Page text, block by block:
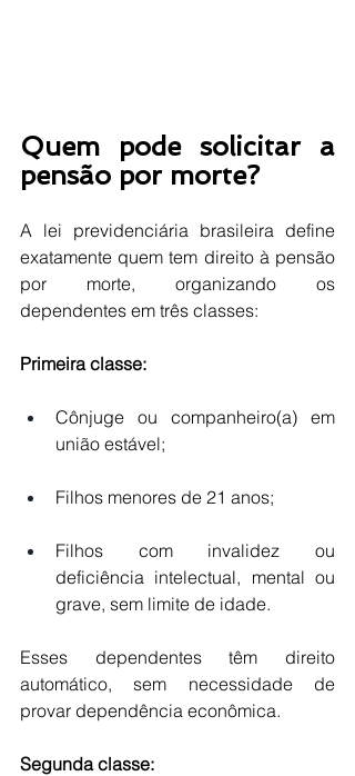
Quem pode solicitar a
pensão por morte?
A lei previdenciária brasileira define
exatamente quem tem direito à pensão
por morte, organizando os
dependentes em três classes:
Primeira classe:
Cônjuge ou companheiro(a) em
união estável;
Filhos menores de 21 anos;
Filhos com invalidez ou
deficiência intelectual, mental ou
grave, sem limite de idade.
Esses dependentes têm direito
automático, sem necessidade de
provar dependência econômica.
Segunda classe: